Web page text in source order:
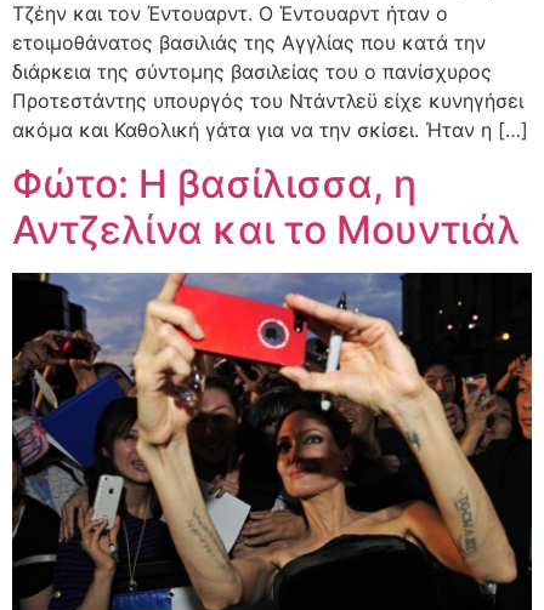
Τζέην και τον Έντουαρντ. Ο Έντουαρντ ήταν ο
ετοιμοθάνατος βασιλιάς της Αγγλίας που κατά την
διάρκεια της σύντομης βασιλείας του ο πανίσχυρος
Προτεστάντης υπουργός του Ντάντλεϋ είχε κυνηγήσει
ακόμα και Καθολική γάτα για να την σκίσει. Ήταν η […]
Φώτο: Η βασίλισσα, η
Αντζελίνα και το Μουντιάλ